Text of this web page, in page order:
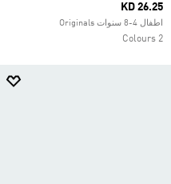
KD 26.25
اطفال 4-8 سنوات Originals
2 Colours